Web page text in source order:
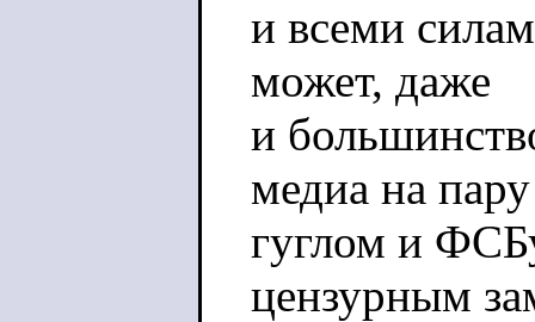
и всеми
может, даже
и
медиа на
гуглом и
цензурным